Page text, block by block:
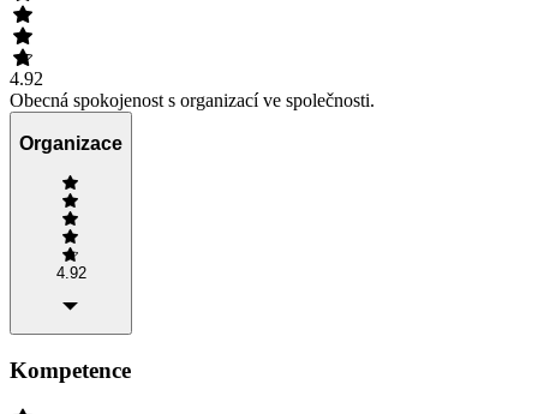
4.92
Obecná spokojenost s organizací ve společnosti.
Organizace
4.92
Kompetence